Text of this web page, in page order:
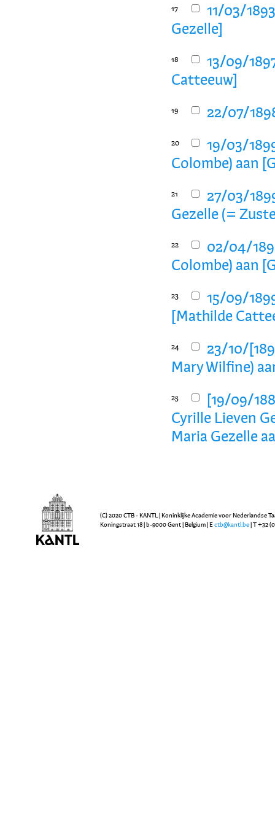
17
11/03/
Gezelle]
18
13/09/
Catteeuw]
19 22/07/
20
19/03/
Colombe) aan
21
27/03/
Gezelle (=
22
02/04/
Colombe) aan
23
15/09/
[Mathilde
24
23/10/
Mary Wilfine)
25
[19/09/
Cyrille Lieven
Maria Gezelle
(C) 2020 CTB - KANTL | Koninklijke Academie voor Nederlandse
Koningstraat 18 | b-9000 Gent | Belgium | E ctb@kantl.be | T +32